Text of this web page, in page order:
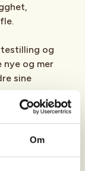
Om
og
nye og mer
sine